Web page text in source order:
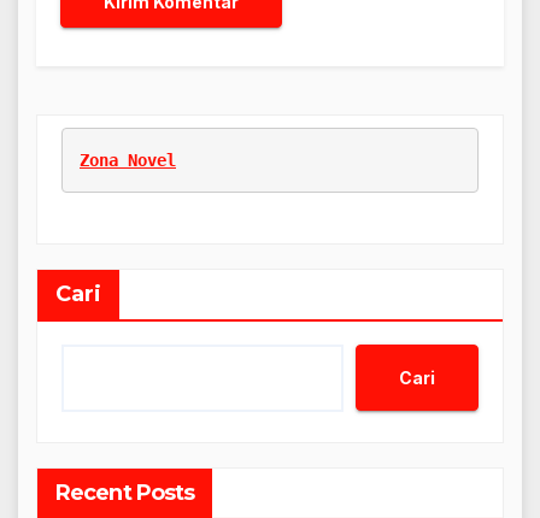
Zona Novel
Cari
Cari
Recent Posts